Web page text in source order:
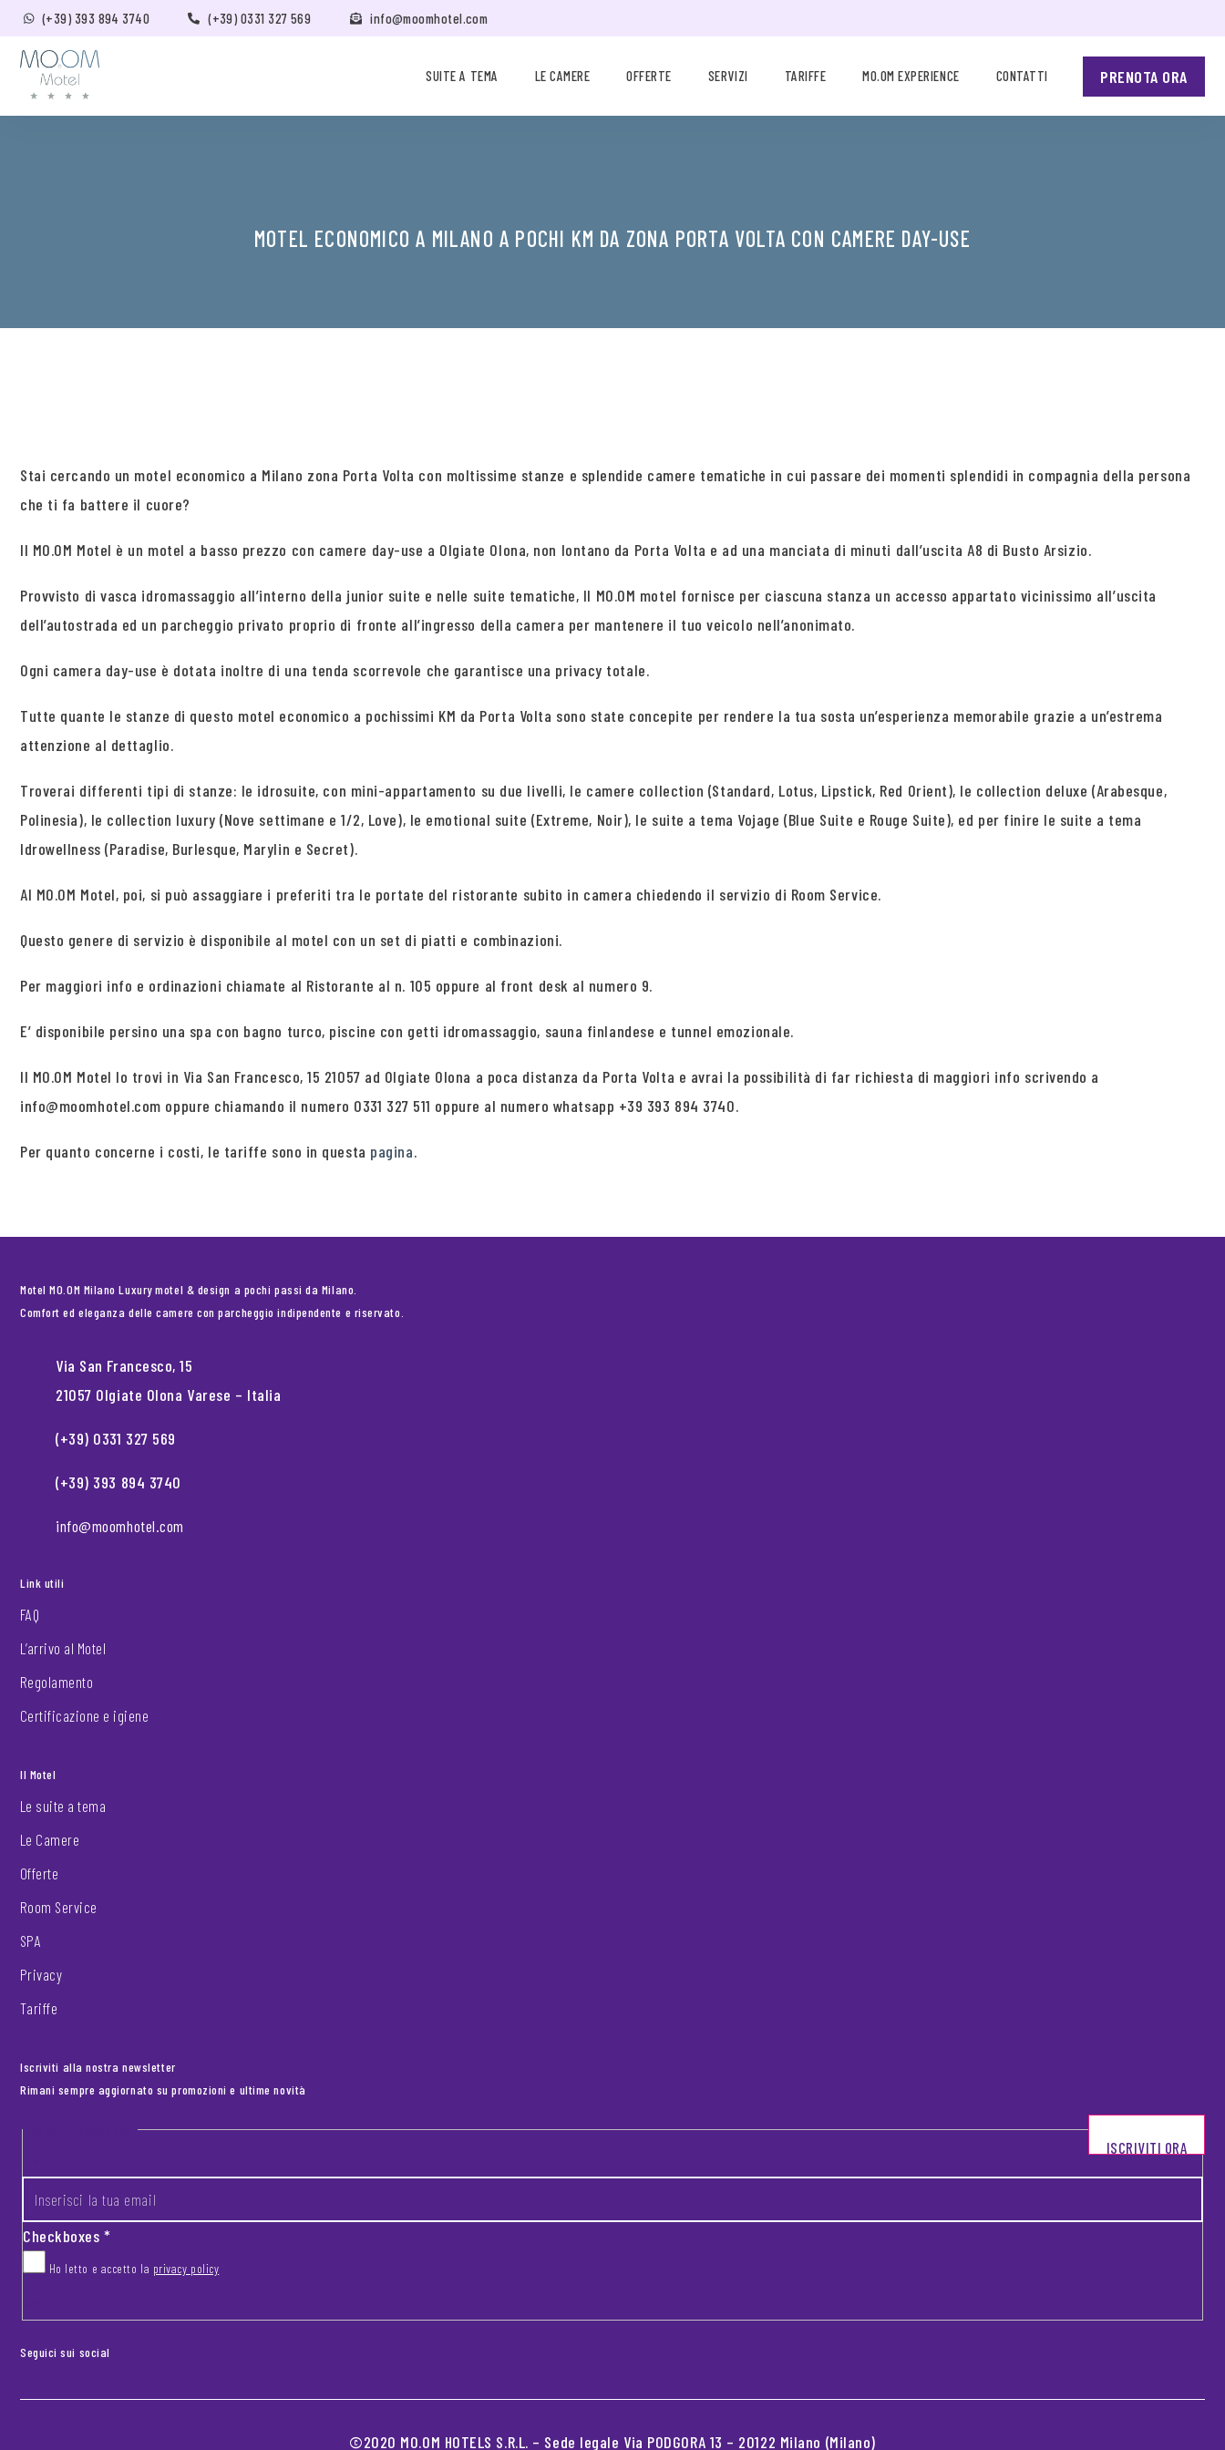
(+39) 393 894 3740 (+39) 0331 327 569 info@moomhotel.com
SUITE A TEMA LE CAMERE OFFERTE SERVIZI TARIFFE MO.OM EXPERIENCE CONTATTI PRENOTA ORA
MOTEL ECONOMICO A MILANO A POCHI KM DA ZONA PORTA VOLTA CON CAMERE DAY-USE
Stai cercando un motel economico a Milano zona Porta Volta con moltissime stanze e splendide camere tematiche in cui passare dei momenti splendidi in compagnia della persona
che ti fa battere il cuore?
Il MO.OM Motel è un motel a basso prezzo con camere day-use a Olgiate Olona, non lontano da Porta Volta e ad una manciata di minuti dall’uscita A8 di Busto Arsizio.
Provvisto di vasca idromassaggio all’interno della junior suite e nelle suite tematiche, Il MO.OM motel fornisce per ciascuna stanza un accesso appartato vicinissimo all’uscita
dell’autostrada ed un parcheggio privato proprio di fronte all’ingresso della camera per mantenere il tuo veicolo nell’anonimato.
Ogni camera day-use è dotata inoltre di una tenda scorrevole che garantisce una privacy totale.
Tutte quante le stanze di questo motel economico a pochissimi KM da Porta Volta sono state concepite per rendere la tua sosta un’esperienza memorabile grazie a un’estrema
attenzione al dettaglio.
Troverai differenti tipi di stanze: le idrosuite, con mini-appartamento su due livelli, le camere collection (Standard, Lotus, Lipstick, Red Orient), le collection deluxe (Arabesque,
Polinesia), le collection luxury (Nove settimane e 1/2, Love), le emotional suite (Extreme, Noir), le suite a tema Vojage (Blue Suite e Rouge Suite), ed per finire le suite a tema
Idrowellness (Paradise, Burlesque, Marylin e Secret).
Al MO.OM Motel, poi, si può assaggiare i preferiti tra le portate del ristorante subito in camera chiedendo il servizio di Room Service.
Questo genere di servizio è disponibile al motel con un set di piatti e combinazioni.
Per maggiori info e ordinazioni chiamate al Ristorante al n. 105 oppure al front desk al numero 9.
E’ disponibile persino una spa con bagno turco, piscine con getti idromassaggio, sauna finlandese e tunnel emozionale.
Il MO.OM Motel lo trovi in Via San Francesco, 15 21057 ad Olgiate Olona a poca distanza da Porta Volta e avrai la possibilità di far richiesta di maggiori info scrivendo a
info@moomhotel.com oppure chiamando il numero 0331 327 511 oppure al numero whatsapp +39 393 894 3740.
Per quanto concerne i costi, le tariffe sono in questa pagina.
Motel MO.OM Milano Luxury motel & design a pochi passi da Milano.
Comfort ed eleganza delle camere con parcheggio indipendente e riservato.
Via San Francesco, 15
21057 Olgiate Olona Varese – Italia
(+39) 0331 327 569
(+39) 393 894 3740
info@moomhotel.com
Link utili
FAQ
L’arrivo al Motel
Regolamento
Certificazione e igiene
Il Motel
Le suite a tema
Le Camere
Offerte
Room Service
SPA
Privacy
Tariffe
Iscriviti alla nostra newsletter
Rimani sempre aggiornato su promozioni e ultime novità
Footer newsletter
Checkboxes*
Ho letto e accetto la privacy policy
ISCRIVITI ORA
Seguici sui social
©2020 MO.OM HOTELS S.R.L. – Sede legale Via PODGORA 13 – 20122 Milano (Milano)